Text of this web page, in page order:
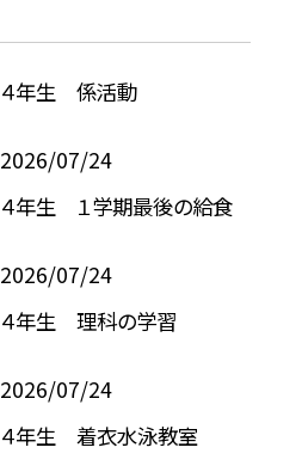
４年生 係活動
2026/07/24
４年生 １学期最後の給食
2026/07/24
４年生 理科の学習
2026/07/24
４年生 着衣水泳教室